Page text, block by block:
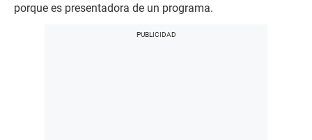
porque es presentadora de un programa.